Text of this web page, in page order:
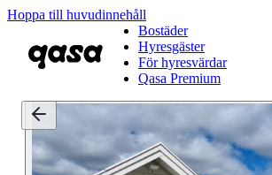
Hoppa till huvudinnehåll
Bostäder
Hyresgäster
För hyresvärdar
Qasa Premium